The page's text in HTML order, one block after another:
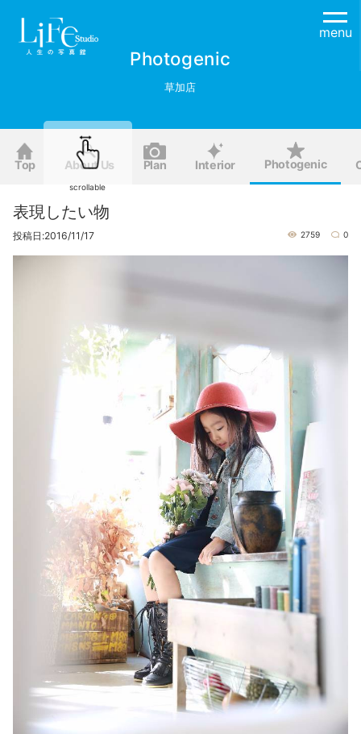
menu
Photogenic
草加店
Top About Us Plan Interior Photogenic
表現したい物
投稿日:2016/11/17 2759 0